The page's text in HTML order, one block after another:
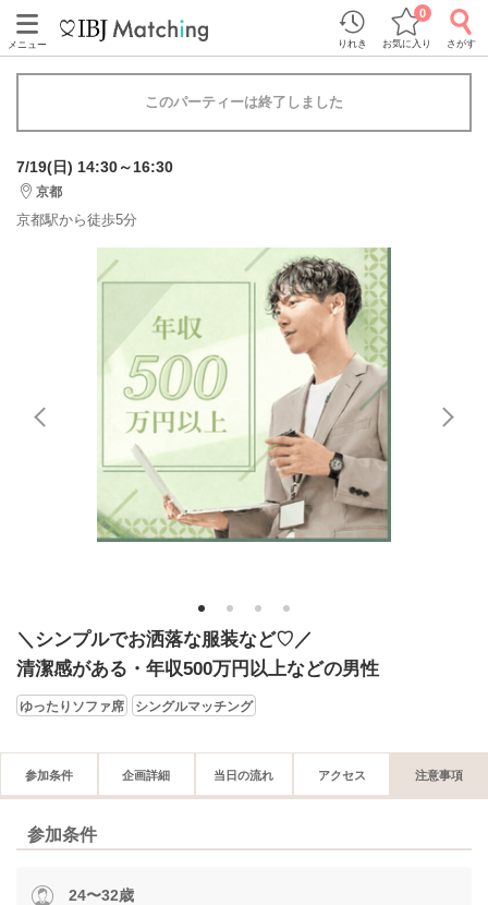
メニュー りれき お気に入り
0
さがす
このパーティーは終了しました
7/19(日) 14:30～16:30
京都
京都駅から徒歩5分
1 2 3 4
＼シンプルでお洒落な服装など♡／
清潔感がある・年収500万円以上などの男性
ゆったりソファ席 シングルマッチング
参加条件 企画詳細 当日の流れ アクセス 注意事項
参加条件
24〜32歳